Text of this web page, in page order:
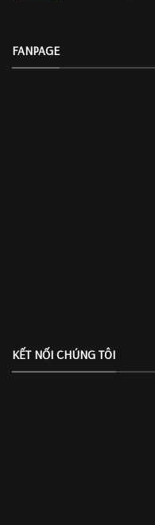
FANPAGE
KẾT NỐI CHÚNG TÔI